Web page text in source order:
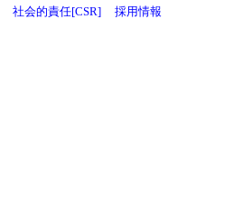
社会的責任[CSR]
採用情報